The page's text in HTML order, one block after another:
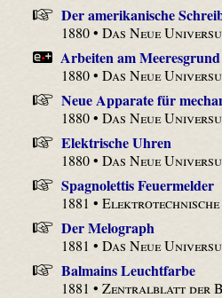
Der amerikanische
1880 •Das Neue
Arbeiten am Meeresgrund
1880 •Das Neue
Neue Apparate für
1880 •Das Neue
Elektrische Uhren
1880 •Das Neue
Spagnolettis Feuermelder
1881 •
Der Melograph
1881 •Das Neue
Balmains Leuchtfarbe
1881 •Zentralblatt der